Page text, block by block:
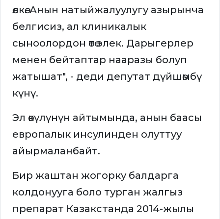
өлкө. Анын натыйжалуулугу азырынча
белгисиз, ал клиникалык
сыноолордон өтө элек. Дарыгерлер
менен бейтаптар нааразы болуп
жатышат", - деди депутат дүйшөмбү
күнү.
Эл өкүлүнүн айтымында, анын баасы
европалык инсулинден олуттуу
айырмаланбайт.
Бир жаштан жогорку балдарга
колдонууга боло турган жалгыз
препарат Казакстанда 2014-жылы